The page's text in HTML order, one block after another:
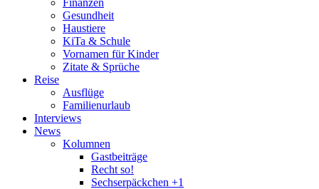
Gesundheit
Haustiere
KiTa & Schule
Vornamen für Kinder
Zitate & Sprüche
Reise
Ausflüge
Familienurlaub
Interviews
News
Kolumnen
Gastbeiträge
Recht so!
Sechserpäckchen +1